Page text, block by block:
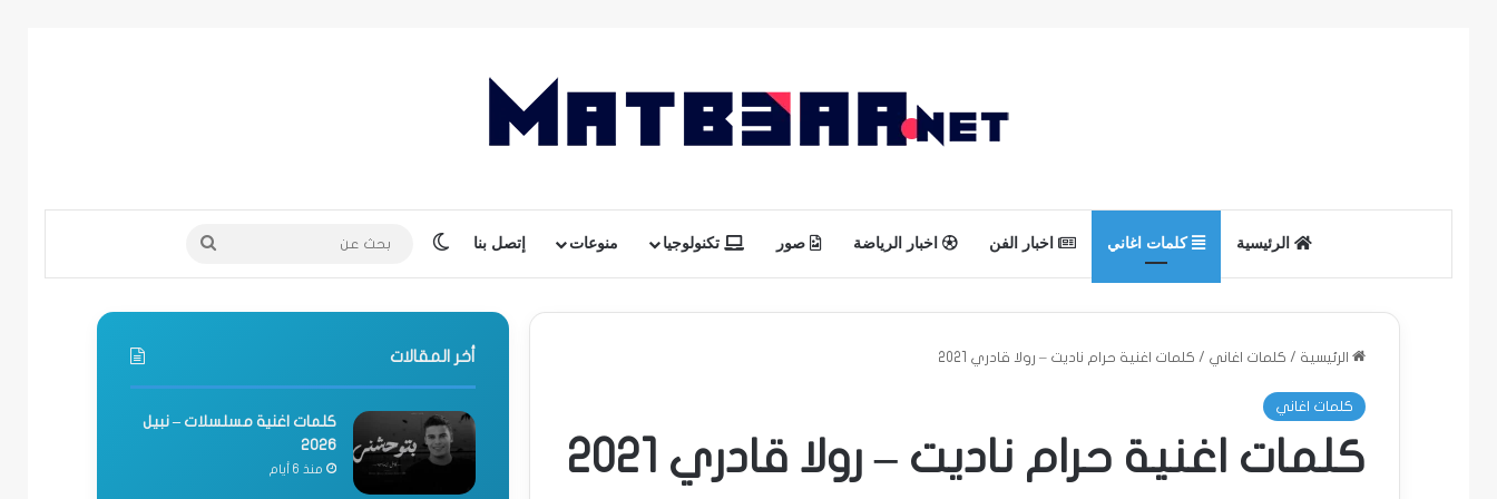
الرئيسية كلمات اغاني اخبار الفن اخبار الرياضة صور تكنولوجيا منوعات إتصل بنا الوضع المظلم بحث
عن
الرئيسية / كلمات اغاني / كلمات اغنية حرام ناديت – رولا قادري 2021
كلمات اغاني
كلمات اغنية حرام ناديت – رولا قادري 2021
أخر المقالات
كلمات اغنية مسلسلات – نبيل
2026
منذ 6 أيام